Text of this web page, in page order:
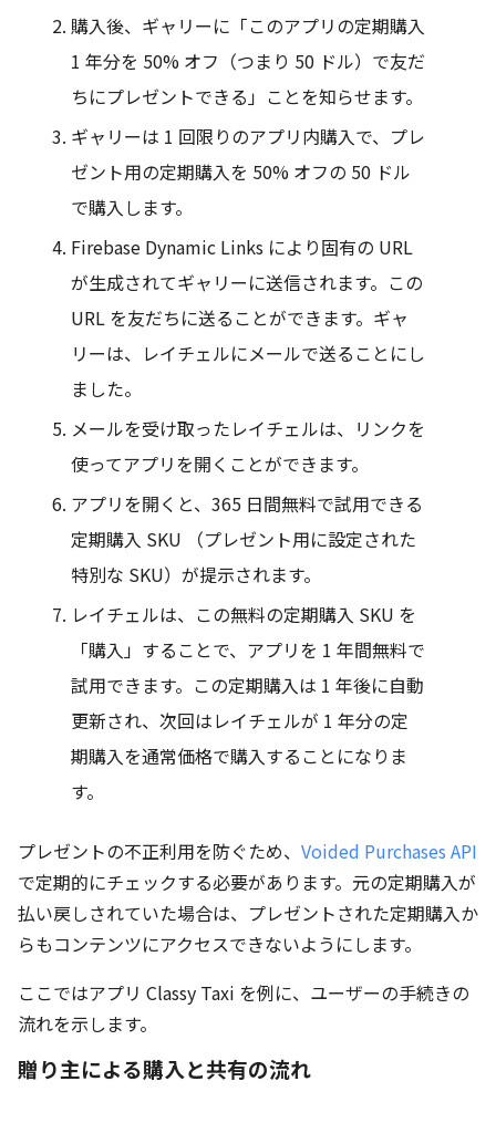
購入後、ギャリーに「このアプリの定期購入
1 年分を 50% オフ（つまり 50 ドル）で友だ
ちにプレゼントできる」ことを知らせます。
ギャリーは 1 回限りのアプリ内購入で、プレ
ゼント用の定期購入を 50% オフの 50 ドル
で購入します。
Firebase Dynamic Links により固有の URL
が生成されてギャリーに送信されます。この
URL を友だちに送ることができます。ギャ
リーは、レイチェルにメールで送ることにし
ました。
メールを受け取ったレイチェルは、リンクを
使ってアプリを開くことができます。
アプリを開くと、365 日間無料で試用できる
定期購入 SKU （プレゼント用に設定された
特別な SKU）が提示されます。
レイチェルは、この無料の定期購入 SKU を
「購入」することで、アプリを 1 年間無料で
試用できます。この定期購入は 1 年後に自動
更新され、次回はレイチェルが 1 年分の定
期購入を通常価格で購入することになりま
す。
プレゼントの不正利用を防ぐため、 Voided Purchases API
で定期的にチェックする必要があります。元の定期購入が
払い戻しされていた場合は、プレゼントされた定期購入か
らもコンテンツにアクセスできないようにします。
ここではアプリ Classy Taxi を例に、ユーザーの手続きの
流れを示します。
贈り主による購入と共有の流れ